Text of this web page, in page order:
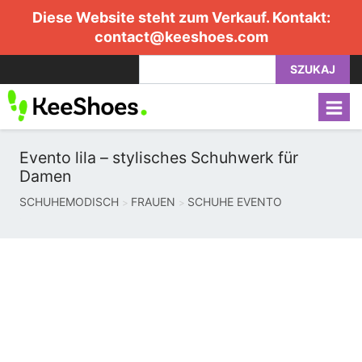
Diese Website steht zum Verkauf. Kontakt:
contact@keeshoes.com
SZUKAJ
Evento lila – stylisches Schuhwerk für
Damen
SCHUHEMODISCH FRAUEN SCHUHE EVENTO